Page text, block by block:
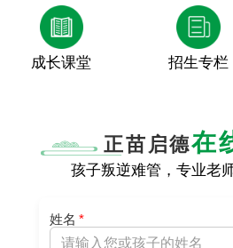
成长课堂 招生专栏
正苗启德在
孩子叛逆难管，专业老
姓名 *